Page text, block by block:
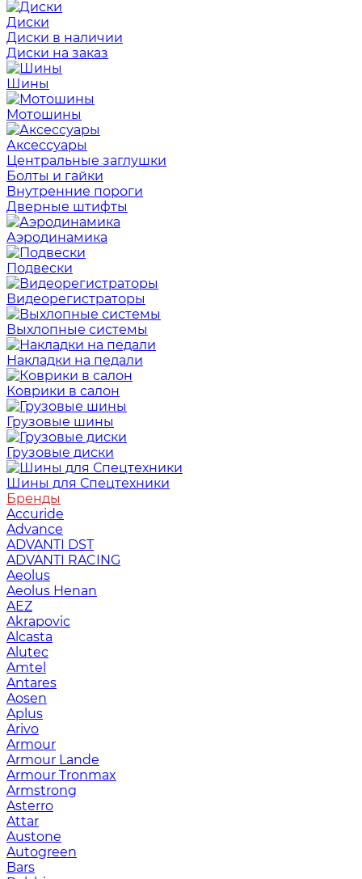
Диски
Диски в наличии
Диски на заказ
Шины
Мотошины
Аксессуары
Центральные заглушки
Болты и гайки
Внутренние пороги
Дверные штифты
Аэродинамика
Подвески
Видеорегистраторы
Выхлопные системы
Накладки на педали
Коврики в салон
Грузовые шины
Грузовые диски
Шины для Спецтехники
Бренды
Accuride
Advance
ADVANTI DST
ADVANTI RACING
Aeolus
Aeolus Henan
AEZ
Akrapovic
Alcasta
Alutec
Amtel
Antares
Aosen
Aplus
Arivo
Armour
Armour Lande
Armour Tronmax
Armstrong
Asterro
Attar
Austone
Autogreen
Bars